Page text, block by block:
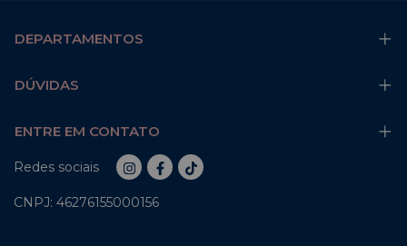
DEPARTAMENTOS
DÚVIDAS
ENTRE EM CONTATO
Redes sociais
CNPJ: 46276155000156